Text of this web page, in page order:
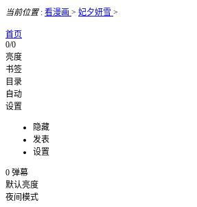
当前位置: 看漫画 > 妃夕妍雪 >
首页
0/0
亮度
书签
目录
自动
设置
隐藏
发表
设置
0 弹幕
默认亮度
夜间模式